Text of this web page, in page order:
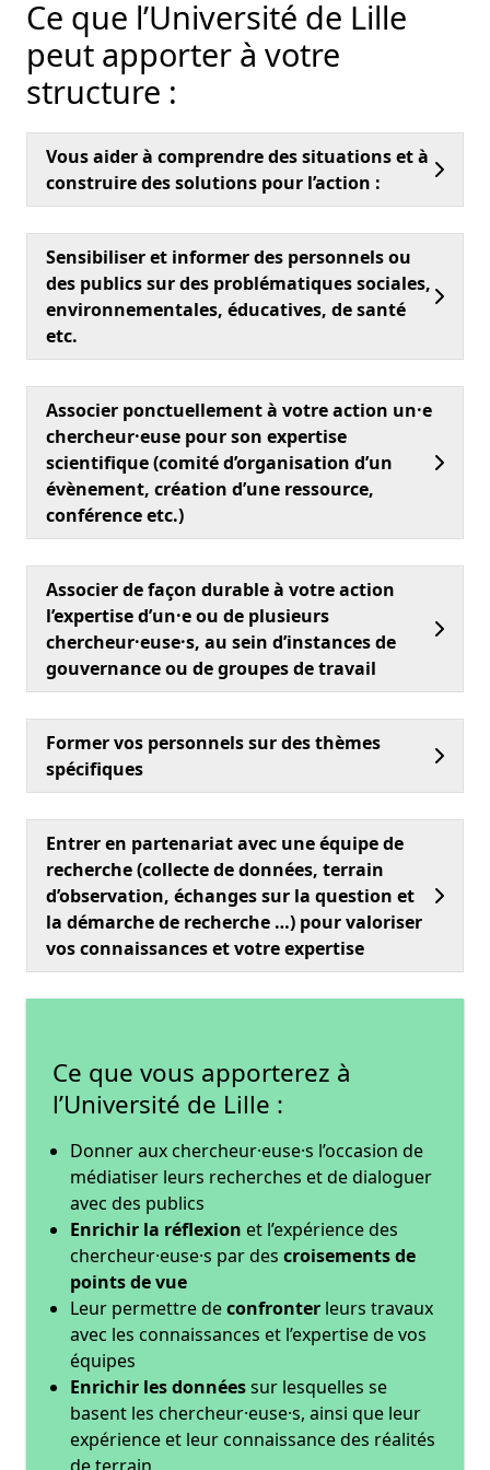
Ce que l’Université de Lille
peut apporter à votre
structure :
Vous aider à comprendre des situations et à
construire des solutions pour l’action :
Sensibiliser et informer des personnels ou
des publics sur des problématiques sociales,
environnementales, éducatives, de santé
etc.
Associer ponctuellement à votre action un·e
chercheur·euse pour son expertise
scientifique (comité d’organisation d’un
évènement, création d’une ressource,
conférence etc.)
Associer de façon durable à votre action
l’expertise d’un·e ou de plusieurs
chercheur·euse·s, au sein d’instances de
gouvernance ou de groupes de travail
Former vos personnels sur des thèmes
spécifiques
Entrer en partenariat avec une équipe de
recherche (collecte de données, terrain
d’observation, échanges sur la question et
la démarche de recherche …) pour valoriser
vos connaissances et votre expertise
Ce que vous apporterez à
l’Université de Lille :
Donner aux chercheur·euse·s l’occasion de
médiatiser leurs recherches et de dialoguer
avec des publics
Enrichir la réflexion et l’expérience des
chercheur·euse·s par des croisements de
points de vue
Leur permettre deconfronter leurs travaux
avec les connaissances et l’expertise de vos
équipes
Enrichir les donnéessur lesquelles se
basent les chercheur·euse·s, ainsi que leur
expérience et leur connaissance des réalités